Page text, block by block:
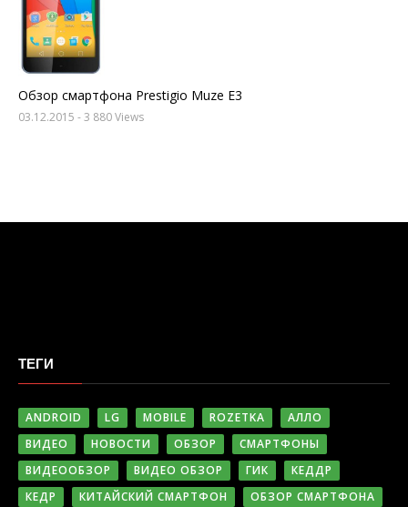
Обзор смартфона Prestigio Muze E3
03.12.2015 - 3 880 Views
ТЕГИ
ANDROID LG MOBILE ROZETKA
АЛЛО
ВИДЕО
НОВОСТИ ОБЗОР
СМАРТФОНЫ
ВИДЕООБЗОР
ВИДЕО ОБЗОР ГИК
КЕДДР
КЕДР
КИТАЙСКИЙ СМАРТФОН ОБЗОР СМАРТФОНА